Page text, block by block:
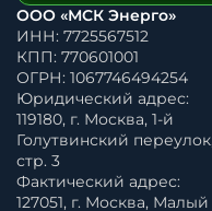
ООО «МСК Энерго»
ИНН: 7725567512
КПП: 770601001
ОГРН: 1067746494254
Юридический адрес:
119180, г. Москва, 1-й
Голутвинский
стр. 3
Фактический адрес:
127051, г. Москва, Малый